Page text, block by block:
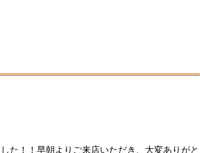
た！！早朝よりご来店いただき、大変ありがと